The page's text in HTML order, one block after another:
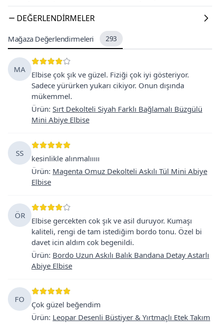
DEĞERLENDIRMELER
Mağaza Değerlendirmeleri 293
MA
Elbise çok şık ve güzel. Fiziği çok iyi gösteriyor.
Sadece yürürken yukarı cikiyor. Onun dışında
mükemmel.
Ürün: Sırt Dekolteli Siyah Farklı Bağlamalı Büzgülü
Mini Abiye Elbise
SS
kesinlikle alınmalııııı
Ürün: Magenta Omuz Dekolteli Askılı Tül Mini Abiye
Elbise
ÖR
Elbise gercekten cok şık ve asil duruyor. Kumaşı
kaliteli, rengi de tam istediğim bordo tonu. Özel bi
davet icin aldım cok begenildi.
Ürün: Bordo Uzun Askılı Balık Bandana Detay Astarlı
Abiye Elbise
FO
Çok güzel beğendim
Ürün: Leopar Desenli Büstiyer & Yırtmaçlı Etek Takım